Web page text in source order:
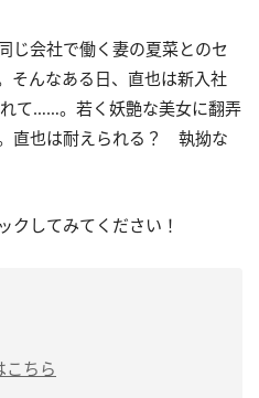
じ会社で働く妻の夏菜とのセ
そんなある日、直也は新入社
て……。若く妖艶な美女に翻弄
直也は耐えられる？ 執拗な
クしてみてください！
こちら